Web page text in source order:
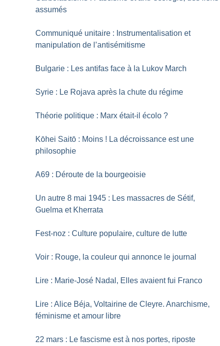
assumés
Communiqué unitaire : Instrumentalisation et
manipulation de l’antisémitisme
Bulgarie : Les antifas face à la Lukov March
Syrie : Le Rojava après la chute du régime
Théorie politique : Marx était-il écolo ?
Kōhei Saitō : Moins ! La décroissance est une
philosophie
A69 : Déroute de la bourgeoisie
Un autre 8 mai 1945 : Les massacres de Sétif,
Guelma et Kherrata
Fest-noz : Culture populaire, culture de lutte
Voir : Rouge, la couleur qui annonce le journal
Lire : Marie-José Nadal, Elles avaient fui Franco
Lire : Alice Béja, Voltairine de Cleyre. Anarchisme,
féminisme et amour libre
22 mars : Le fascisme est à nos portes, riposte